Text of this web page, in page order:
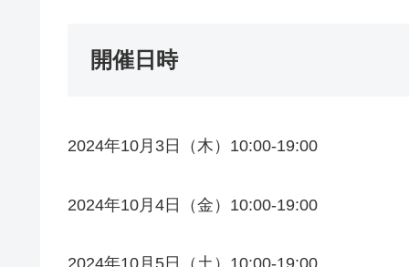
開催日時
2024年10月3日（木）10:00-19:00
2024年10月4日（金）10:00-19:00